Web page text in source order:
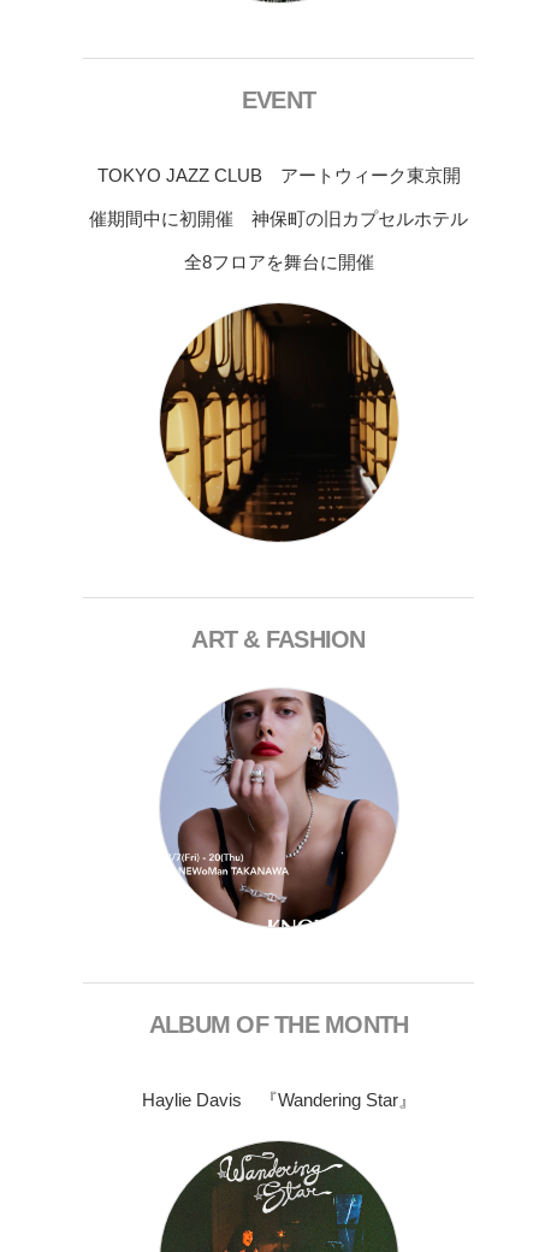
EVENT
TOKYO JAZZ CLUB アートウィーク東京開
催期間中に初開催 神保町の旧カプセルホテル
全8フロアを舞台に開催
ART & FASHION
ALBUM OF THE MONTH
Haylie Davis 『Wandering Star』